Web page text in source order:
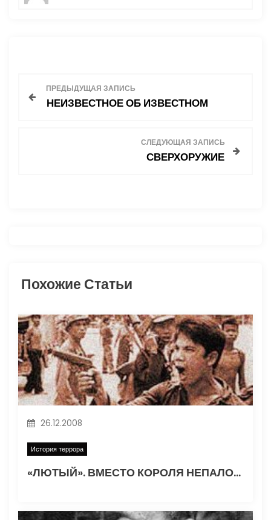
и
п
о
з
а
п
и
ПРЕДЫДУЩАЯ ЗАПИСЬ
НЕИЗВЕСТНОЕ ОБ ИЗВЕСТНОМ
СЛЕДУЮЩАЯ ЗАПИСЬ
СВЕРХОРУЖИЕ
Похожие Статьи
26.12.2008
История террора
«ЛЮТЫЙ». ВМЕСТО КОРОЛЯ НЕПАЛОМ ТЕПЕРЬ ПРАВИТ ПРЕМЬЕР-КОММУНИСТ